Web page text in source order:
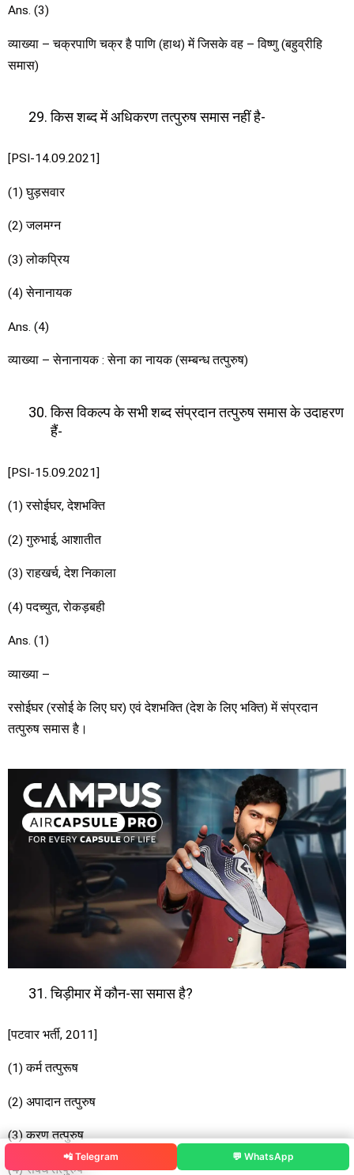
Ans. (3)
व्याख्या – चक्रपाणि चक्र है पाणि (हाथ) में जिसके वह – विष्णु (बहुव्रीहि
समास)
किस शब्द में अधिकरण तत्पुरुष समास नहीं है-
[PSI-14.09.2021]
(1) घुड़सवार
(2) जलमग्न
(3) लोकप्रिय
(4) सेनानायक
Ans. (4)
व्याख्या – सेनानायक : सेना का नायक (सम्बन्ध तत्पुरुष)
किस विकल्प के सभी शब्द संप्रदान तत्पुरुष समास के उदाहरण
हैं-
[PSI-15.09.2021]
(1) रसोईघर, देशभक्ति
(2) गुरुभाई, आशातीत
(3) राहखर्च, देश निकाला
(4) पदच्युत, रोकड़बही
Ans. (1)
व्याख्या –
रसोईघर (रसोई के लिए घर) एवं देशभक्ति (देश के लिए भक्ति) में संप्रदान
तत्पुरुष समास है।
चिड़ीमार में कौन-सा समास है?
[पटवार भर्ती, 2011]
(1) कर्म तत्पुरूष
(2) अपादान तत्पुरुष
(3) करण तत्पुरुष
(4) संबंध तत्पुरुष
📲 Telegram 💬 WhatsApp